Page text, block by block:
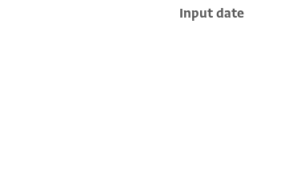
Input date